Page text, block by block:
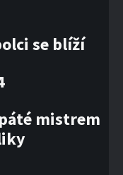
se blíží
mistrem